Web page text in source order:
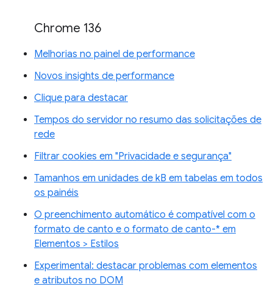
Chrome 136
Melhorias no painel de performance
Novos insights de performance
Clique para destacar
Tempos do servidor no resumo das solicitações de
rede
Filtrar cookies em "Privacidade e segurança"
Tamanhos em unidades de kB em tabelas em todos
os painéis
O preenchimento automático é compatível com o
formato de canto e o formato de canto-* em
Elementos > Estilos
Experimental: destacar problemas com elementos
e atributos no DOM